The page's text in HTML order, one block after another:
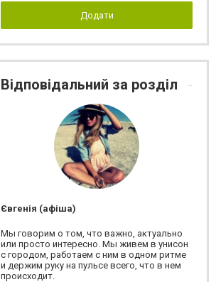
Додати
Відповідальний за розділ
Євгенія (афіша)
Мы говорим о том, что важно, актуально
или просто интересно. Мы живем в унисон
с городом, работаем с ним в одном ритме
и держим руку на пульсе всего, что в нем
происходит.